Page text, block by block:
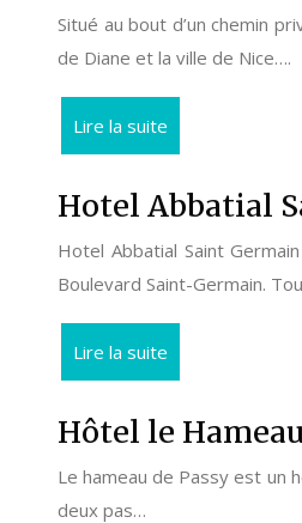
Situé au bout d’un chemin
de Diane et la ville de Nice….
Lire la suite
Hotel Abbatial
Hotel Abbatial Saint
Boulevard Saint-Germain.
Lire la suite
Hôtel le
Le hameau de Passy est un
deux pas…